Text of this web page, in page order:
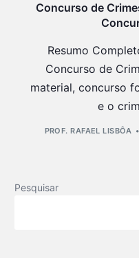
Concurso de
Resumo
Concurso de
material, concurso
e o
PROF. RAFAEL LISBÔA
Pesquisar